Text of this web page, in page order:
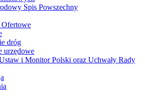
Spis Powszechny
Ofertowe
dróg
urzędowe
i Monitor Polski oraz Uchwały Rady